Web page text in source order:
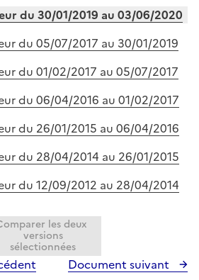
du 30/01/2019 au 03/06/2020
du 05/07/2017 au 30/01/2019
du 01/02/2017 au 05/07/2017
du 06/04/2016 au 01/02/2017
du 26/01/2015 au 06/04/2016
du 28/04/2014 au 26/01/2015
du 12/09/2012 au 28/04/2014
les deux
versions
sélectionnées
Document suivant